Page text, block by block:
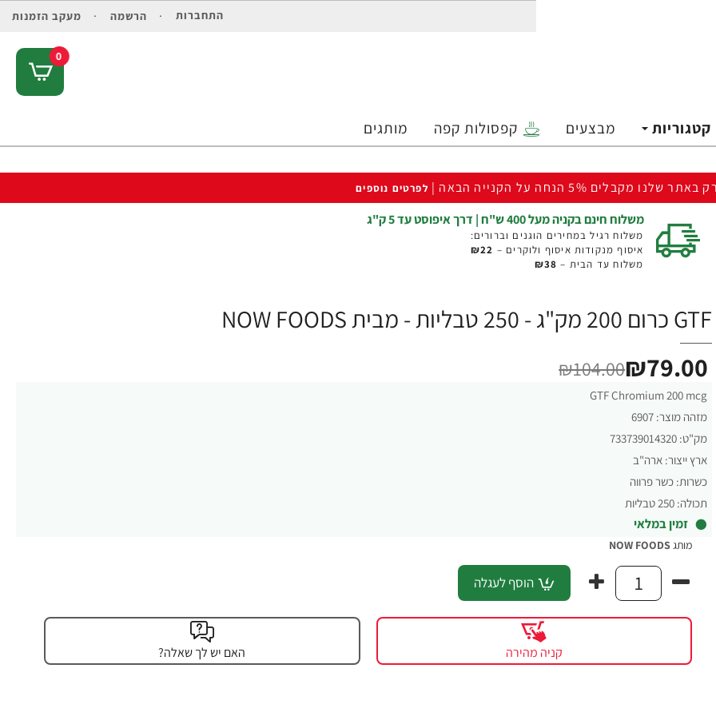
התחברות הרשמה מעקב הזמנות
0
קטגוריות מבצעים קפסולות קפה מותגים
באתר שלנו מקבלים 5% הנחה על הקנייה הבאה | לפרטים נוספים
משלוח חינם בקניה מעל 400 ש"ח | דרך איפוסט עד 5 ק"ג
משלוח רגיל במחירים הוגנים וברורים:
איסוף מנקודות איסוף ולוקרים – ₪22
משלוח עד הבית – ₪38
GTF כרום 200 מק"ג - 250 טבליות - מבית NOW FOODS
GTF Chromium 200 mcg
מזהה מוצר: 6907
מק"ט: 733739014320
ארץ ייצור: ארה"ב
כשרות: כשר פרווה
תכולה: 250 טבליות
זמין במלאי
₪79.00
₪104.00
מותגNOW FOODS
הוסף לעגלה
קניה מהירה האם יש לך שאלה?